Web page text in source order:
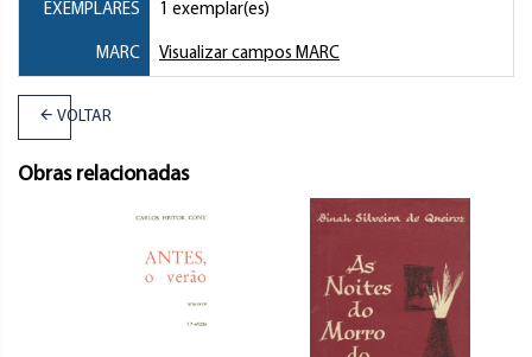
EXEMPLARES 1 exemplar(es)
MARC Visualizar campos MARC
VOLTAR
Obras relacionadas